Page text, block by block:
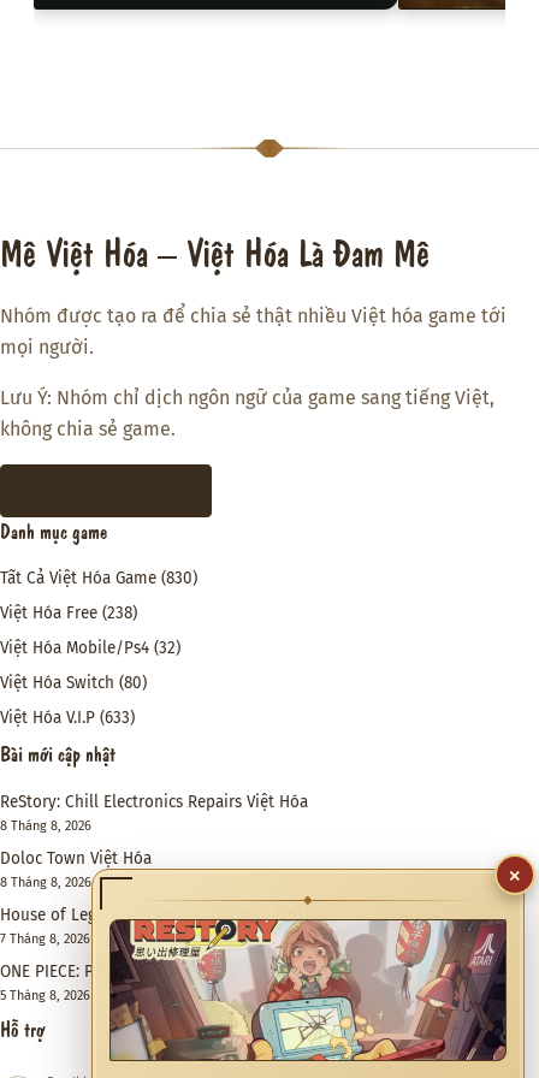
Mê Việt Hóa – Việt Hóa Là Đam Mê
Nhóm được tạo ra để chia sẻ thật nhiều Việt hóa game tới
mọi người.
Lưu Ý: Nhóm chỉ dịch ngôn ngữ của game sang tiếng Việt,
không chia sẻ game.
Danh mục game
Tất Cả Việt Hóa Game (830)
Việt Hóa Free (238)
Việt Hóa Mobile/Ps4 (32)
Việt Hóa Switch (80)
Việt Hóa V.I.P (633)
Bài mới cập nhật
ReStory: Chill Electronics Repairs Việt Hóa
8 Tháng 8, 2026
Doloc Town Việt Hóa
8 Tháng 8, 2026
House of Legacy Việt Hóa – Hào Môn Thế Gia
7 Tháng 8, 2026
ONE PIECE: PIRATE WARRIORS 4 Việt Hóa
5 Tháng 8, 2026
Hỗ trợ
×
◆